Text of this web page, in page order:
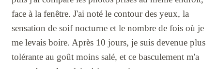
face à la fenêtre. J'ai noté le contour des yeux, la
sensation de soif nocturne et le nombre de fois où je
me levais boire. Après 10 jours, je suis devenue plus
tolérante au goût moins salé, et ce basculement m'a